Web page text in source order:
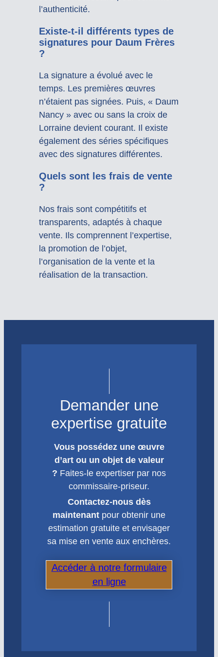
l’authenticité.
Existe-t-il différents types de
signatures pour Daum Frères
?
La signature a évolué avec le
temps. Les premières œuvres
n’étaient pas signées. Puis, « Daum
Nancy » avec ou sans la croix de
Lorraine devient courant. Il existe
également des séries spécifiques
avec des signatures différentes.
Quels sont les frais de vente
?
Nos frais sont compétitifs et
transparents, adaptés à chaque
vente. Ils comprennent l’expertise,
la promotion de l’objet,
l’organisation de la vente et la
réalisation de la transaction.
Demander une
expertise gratuite
Vous possédez une œuvre
d’art ou un objet de valeur
? Faites-le expertiser par nos
commissaire-priseur.
Contactez-nous dès
maintenant pour obtenir une
estimation gratuite et envisager
sa mise en vente aux enchères.
Accéder à notre formulaire
en ligne